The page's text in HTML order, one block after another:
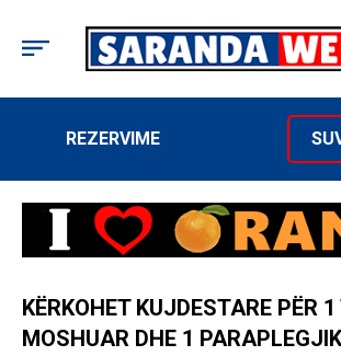
REZERVIME
KËRKOHET KUJDESTARE PËR 1
MOSHUAR DHE 1 PARAPLEGJIK